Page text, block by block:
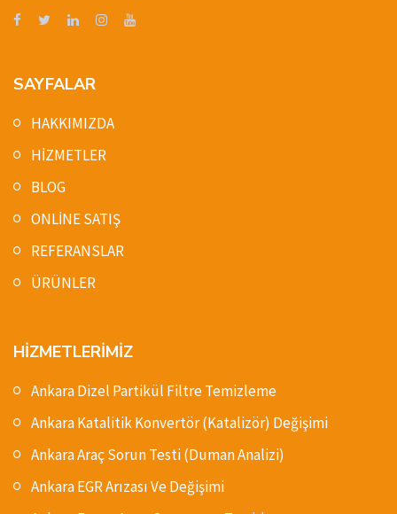
SAYFALAR
HAKKIMIZDA
HİZMETLER
BLOG
ONLİNE SATIŞ
REFERANSLAR
ÜRÜNLER
HİZMETLERİMİZ
Ankara Dizel Partikül Filtre Temizleme
Ankara Katalitik Konvertör (Katalizör) Değişimi
Ankara Araç Sorun Testi (Duman Analizi)
Ankara EGR Arızası Ve Değişimi